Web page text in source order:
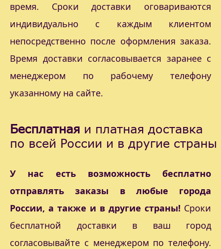
время. Сроки доставки оговариваются
индивидуально с каждым клиентом
непосредственно после оформления заказа.
Время доставки согласовывается заранее с
менеджером по рабочему телефону
указанному на сайте.
Бесплатная и платная доставка
по всей России и в другие страны
У нас есть возможность бесплатно
отправлять заказы в любые города
России, а также и в другие страны! Сроки
бесплатной доставки в ваш город
согласовывайте с менеджером по телефону.